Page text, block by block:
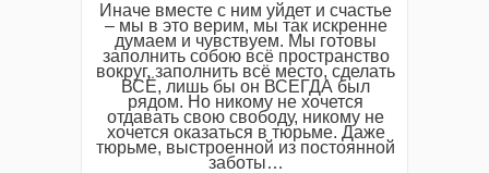
Иначе вместе с ним уйдет и счастье
– мы в это верим, мы так искренне
думаем и чувствуем. Мы готовы
заполнить собою всё пространство
вокруг, заполнить всё место, сделать
ВСЁ, лишь бы он ВСЕГДА был
рядом. Но никому не хочется
отдавать свою свободу, никому не
хочется оказаться в тюрьме. Даже
тюрьме, выстроенной из постоянной
заботы…